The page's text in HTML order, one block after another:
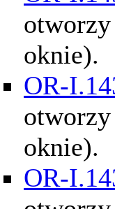
oknie).
OR-
oknie).
OR-